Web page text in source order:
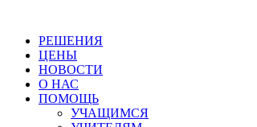
РЕШЕНИЯ
ЦЕНЫ
НОВОСТИ
О НАС
ПОМОЩЬ
УЧАЩИМСЯ